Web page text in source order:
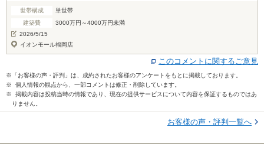
世帯構成
単世帯
建築費
3000万円～4000万円未満
2026/5/15
イオンモール福岡店
このコメントに関するご意見
※「お客様の声・評判」は、成約されたお客様のアンケートをもとに掲載しております。
※ 個人情報の観点から、一部コメントは修正・削除しています。
※ 掲載内容は投稿当時の情報であり、現在の提供サービスについて内容を保証するものではあ
りません。
お客様の声・評判一覧へ